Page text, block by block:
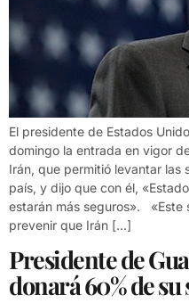
El presidente de Estados
domingo la entrada en vigor
Irán, que permitió levantar las
país, y dijo que con él,
estarán más seguros». «Este
prevenir que Irán […]
Presidente de
donará 60% de